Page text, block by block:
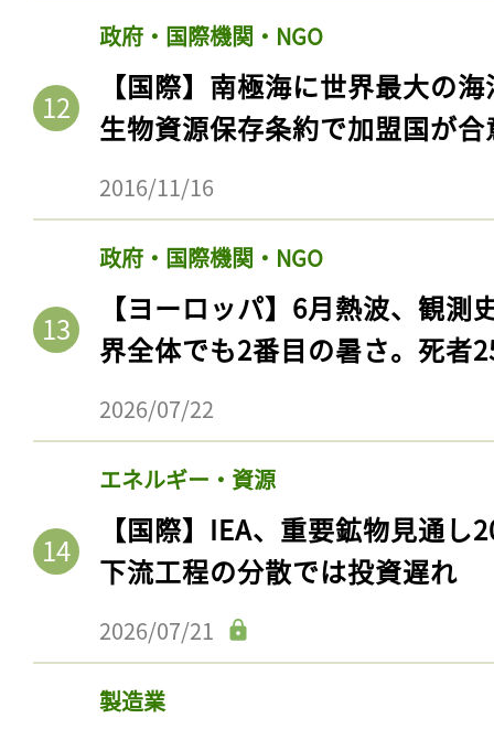
政府・国際機関・NGO
【国際】南極海に世界最大の
生物資源保存条約で加盟国が合
2016/11/16
政府・国際機関・NGO
【ヨーロッパ】6月熱波、観
界全体でも2番目の暑さ。死者
2026/07/22
エネルギー・資源
【国際】IEA、重要鉱物見通
下流工程の分散では投資遅れ
2026/07/21
製造業